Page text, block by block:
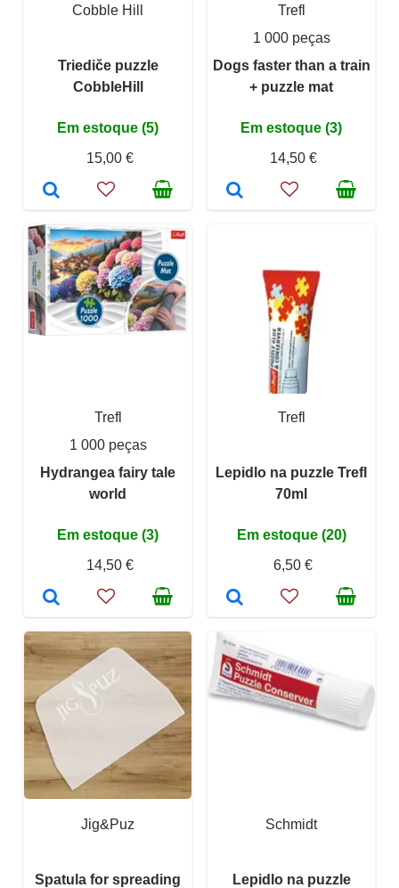
Cobble Hill
Triediče puzzle
CobbleHill
Em estoque (5)
15,00 €
Trefl
1 000 peças
Dogs faster than a train
+ puzzle mat
Em estoque (3)
14,50 €
Trefl
1 000 peças
Hydrangea fairy tale
world
Em estoque (3)
14,50 €
Trefl
Lepidlo na puzzle Trefl
70ml
Em estoque (20)
6,50 €
Jig&Puz
Spatula for spreading
Schmidt
Lepidlo na puzzle